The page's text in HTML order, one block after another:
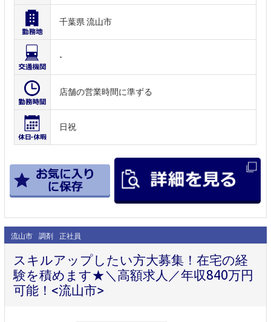
千葉県 流山市
-
店舗の営業時間に準ずる
日祝
流山市 調剤 正社員
スキルアップしたい方大募集！在宅の経
験を積めます★＼高額求人／年収840万円
可能！<流山市>